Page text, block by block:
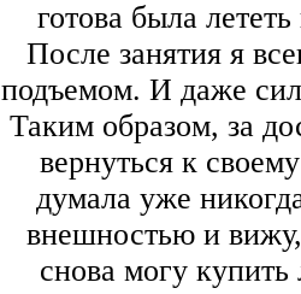
готова была
После занятия я
подъемом. И даже
Таким образом, за
вернуться к
думала уже
внешностью и
снова могу